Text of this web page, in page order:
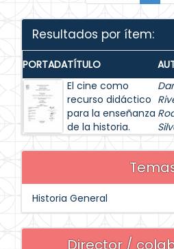
Resultados por ítem:
PORTADATÍTULO
El cine como
recurso didáctico
para la enseñanza
de la historia.
Historia General
Director /